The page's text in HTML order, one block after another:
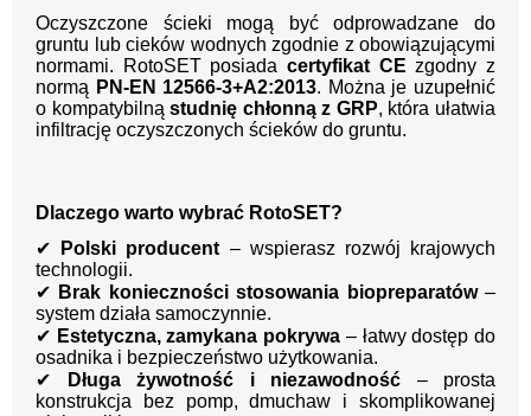
Oczyszczone ścieki mogą być odprowadzane do
gruntu lub cieków wodnych zgodnie z obowiązującymi
normami. RotoSET posiada certyfikat CE zgodny z
normą PN-EN 12566-3+A2:2013. Można je uzupełnić
o kompatybilnąstudnię chłonną z GRP, która ułatwia
infiltrację oczyszczonych ścieków do gruntu.
Dlaczego warto wybrać RotoSET?
✔
Polski producent – wspierasz rozwój krajowych
technologii.
✔ Brak konieczności stosowania biopreparatów–
system działa samoczynnie.
✔ Estetyczna, zamykana pokrywa – łatwy dostęp do
osadnika i bezpieczeństwo użytkowania.
✔
Długa żywotność i niezawodność – prosta
konstrukcja bez pomp, dmuchaw i skomplikowanej